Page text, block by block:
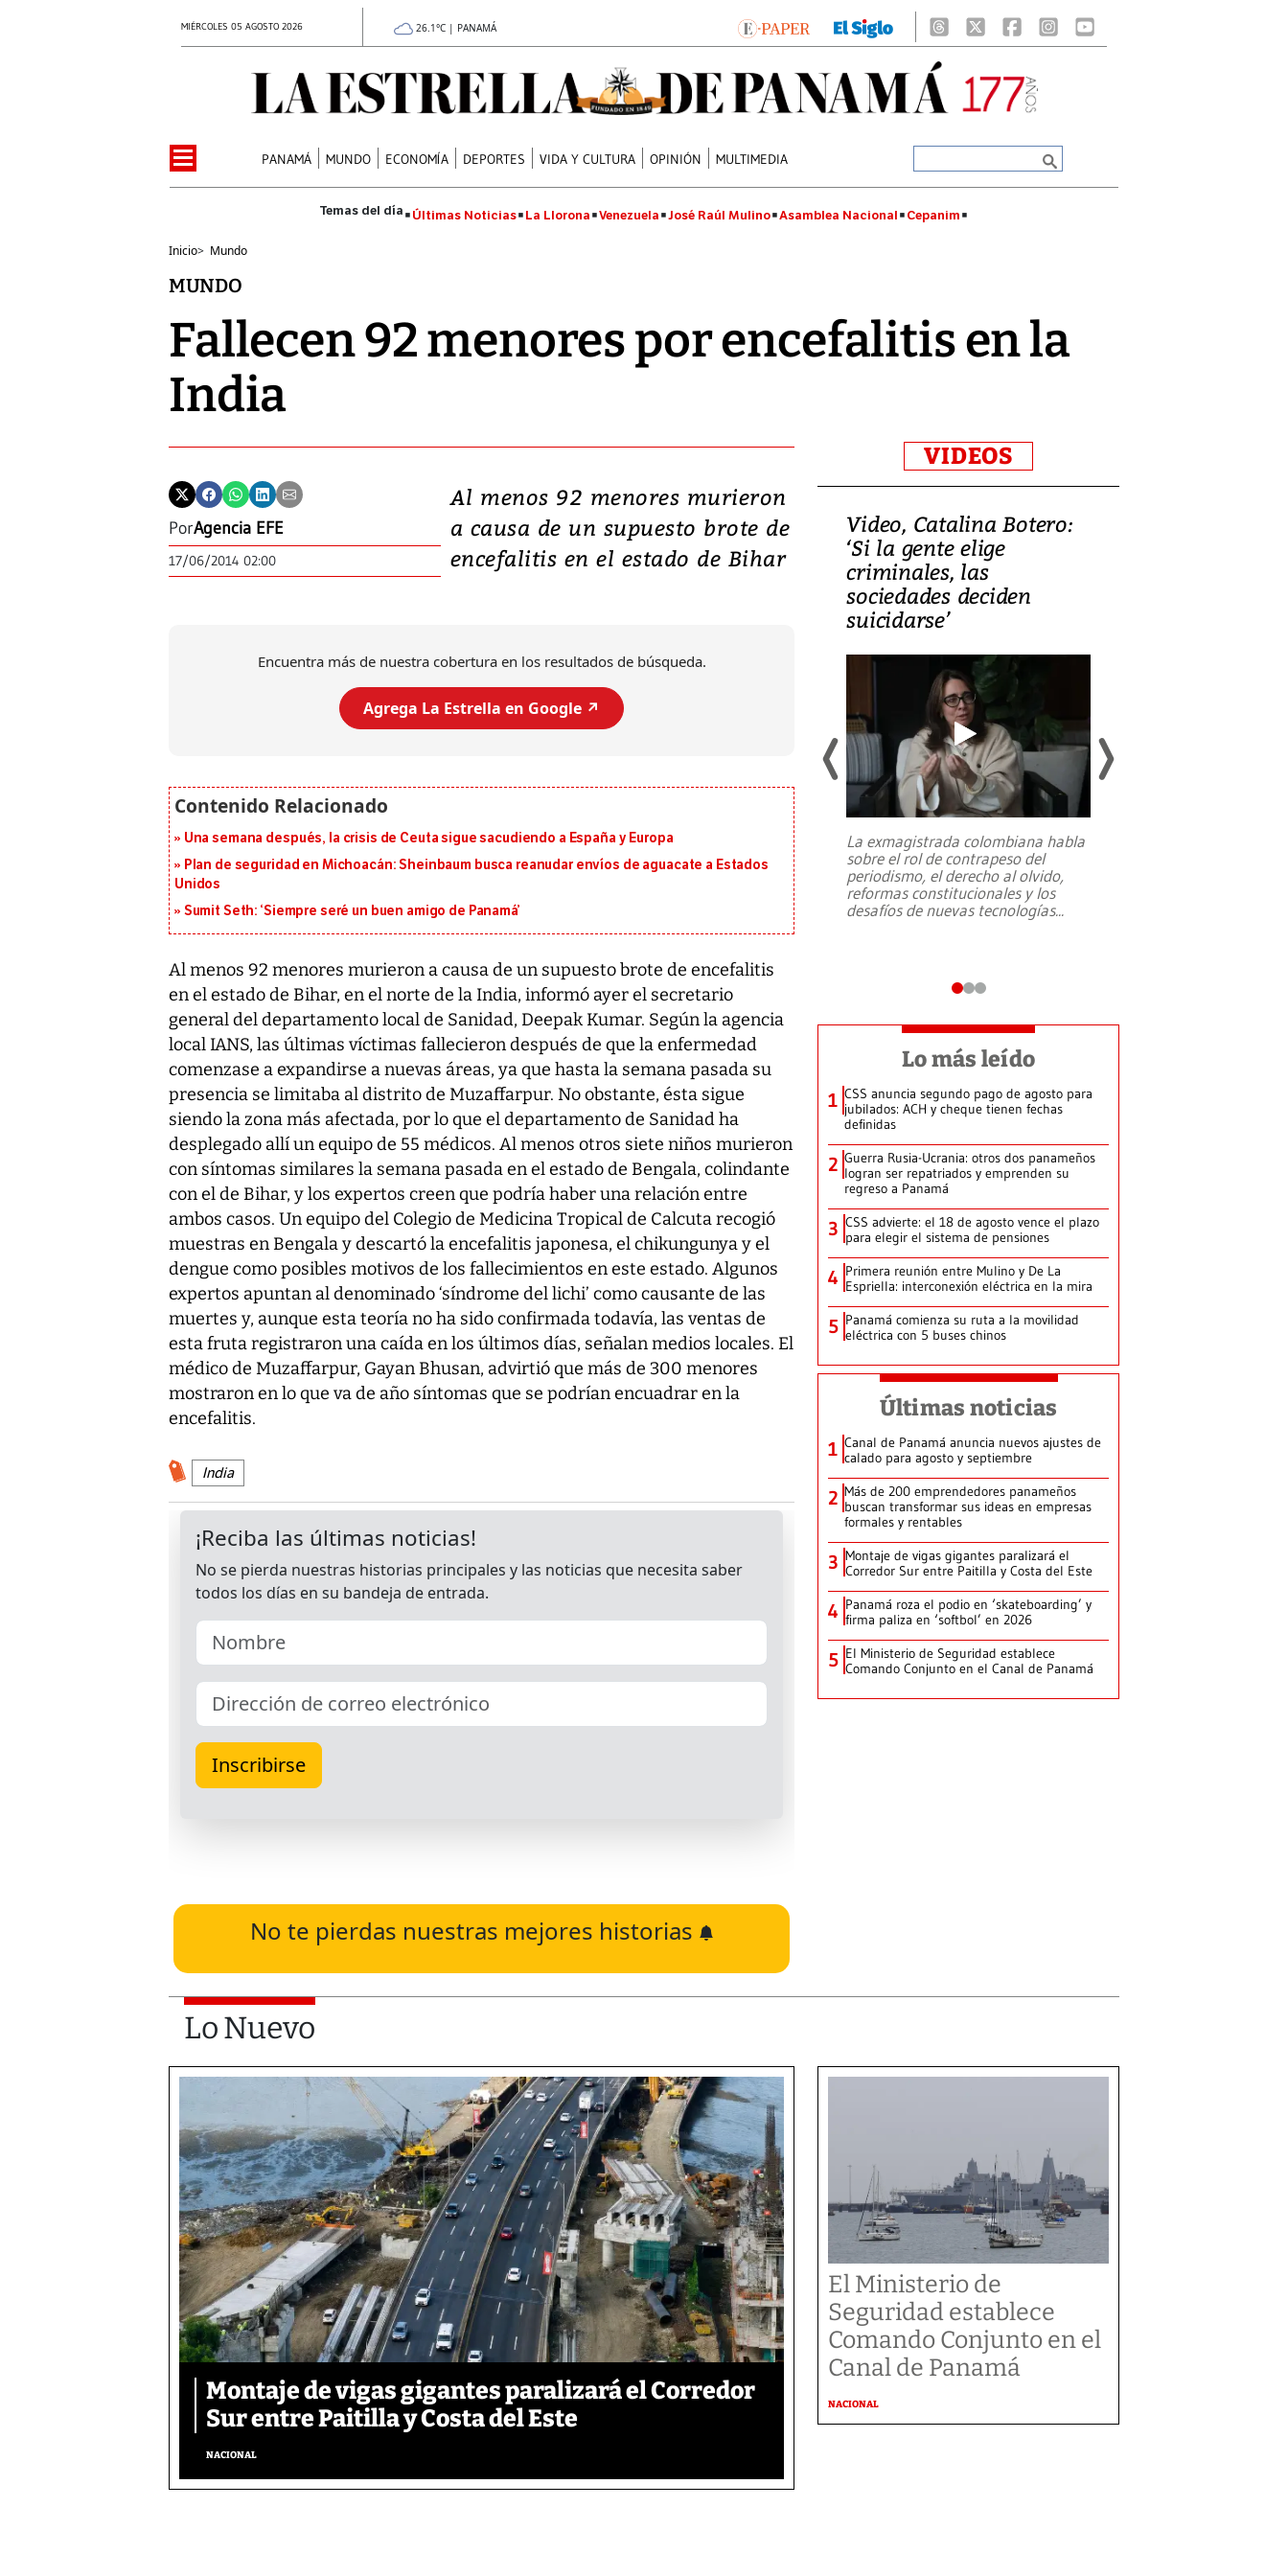
MIÉRCOLES 05 AGOSTO 2026 26.1°C | PANAMÁ
PANAMÁ MUNDO ECONOMÍA DEPORTES VIDA Y CULTURA OPINIÓN MULTIMEDIA
Últimas Noticias La Llorona Venezuela José Raúl Mulino Asamblea Nacional Cepanim
Inicio> Mundo
MUNDO
Fallecen 92 menores por encefalitis en la
India
PorAgencia EFE
17/06/2014 02:00
Al menos 92 menores murieron
a causa de un supuesto brote de
encefalitis en el estado de Bihar
Encuentra más de nuestra cobertura en los resultados de búsqueda.
Agrega La Estrella en Google ↗️
Una semana después, la crisis de Ceuta sigue sacudiendo a España y Europa
Plan de seguridad en Michoacán: Sheinbaum busca reanudar envíos de aguacate a Estados
Unidos
Sumit Seth: ‘Siempre seré un buen amigo de Panamá’
Al menos 92 menores murieron a causa de un supuesto brote de encefalitis
en el estado de Bihar, en el norte de la India, informó ayer el secretario
general del departamento local de Sanidad, Deepak Kumar. Según la agencia
local IANS, las últimas víctimas fallecieron después de que la enfermedad
comenzase a expandirse a nuevas áreas, ya que hasta la semana pasada su
presencia se limitaba al distrito de Muzaffarpur. No obstante, ésta sigue
siendo la zona más afectada, por lo que el departamento de Sanidad ha
desplegado allí un equipo de 55 médicos. Al menos otros siete niños murieron
con síntomas similares la semana pasada en el estado de Bengala, colindante
con el de Bihar, y los expertos creen que podría haber una relación entre
ambos casos. Un equipo del Colegio de Medicina Tropical de Calcuta recogió
muestras en Bengala y descartó la encefalitis japonesa, el chikungunya y el
dengue como posibles motivos de los fallecimientos en este estado. Algunos
expertos apuntan al denominado ‘síndrome del lichi’ como causante de las
muertes y, aunque esta teoría no ha sido confirmada todavía, las ventas de
esta fruta registraron una caída en los últimos días, señalan medios locales. El
médico de Muzaffarpur, Gayan Bhusan, advirtió que más de 300 menores
mostraron en lo que va de año síntomas que se podrían encuadrar en la
encefalitis.
India
No te pierdas nuestras mejores historias
VIDEOS
Video, Japón: Terremoto
deja heridos y graves
daños en Kumamoto
Un fuerte terremoto de magnitud
julio en la prefectura de Kumamoto,
al sur de Japón, provocando una
emergencia de gran...
Video, Catalina Botero:
‘Si la gente elige
criminales, las
sociedades deciden
suicidarse’
La exmagistrada colombiana habla
sobre el rol de contrapeso del
periodismo, el derecho al olvido,
reformas constitucionales y los
desafíos de nuevas tecnologías...
Lo más leído
1 CSS anuncia segundo pago de agosto para
jubilados: ACH y cheque tienen fechas
definidas
2 Guerra Rusia-Ucrania: otros dos panameños
logran ser repatriados y emprenden su
regreso a Panamá
3 CSS advierte: el 18 de agosto vence el plazo
para elegir el sistema de pensiones
4 Primera reunión entre Mulino y De La
Espriella: interconexión eléctrica en la mira
5 Panamá comienza su ruta a la movilidad
eléctrica con 5 buses chinos
Últimas noticias
1 Canal de Panamá anuncia nuevos ajustes de
calado para agosto y septiembre
2 Más de 200 emprendedores panameños
buscan transformar sus ideas en empresas
formales y rentables
3 Montaje de vigas gigantes paralizará el
Corredor Sur entre Paitilla y Costa del Este
4 Panamá roza el podio en ‘skateboarding’ y
firma paliza en ‘softbol’ en 2026
5 El Ministerio de Seguridad establece
Comando Conjunto en el Canal de Panamá
Lo Nuevo
Montaje de vigas gigantes paralizará el Corredor
Sur entre Paitilla y Costa del Este
NACIONAL
El Ministerio de
Seguridad establece
Comando Conjunto en el
Canal de Panamá
NACIONAL